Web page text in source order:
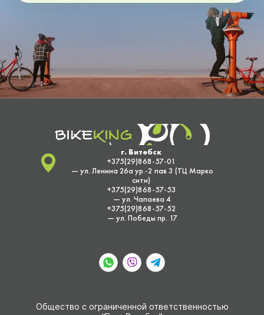
г. Витебск
+375(29)868-57-01
— ул. Ленина 26а ур.-2 пав 3 (ТЦ Марко
сити)
+375(29)868-57-53
— ул. Чапаева 4
+375(29)868-57-52
— ул. Победы пр. 17
Общество с ограниченной ответственностью